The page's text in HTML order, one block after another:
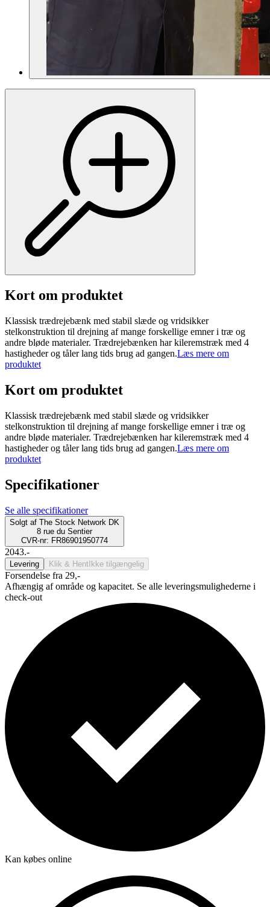
Kort om produktet
Klassisk trædrejebænk med stabil slæde og vridsikker
stelkonstruktion til drejning af mange forskellige emner i træ og
andre bløde materialer. Trædrejebænken har kileremstræk med 4
hastigheder og tåler lang tids brug ad gangen.Læs mere om
produktet
Kort om produktet
Klassisk trædrejebænk med stabil slæde og vridsikker
stelkonstruktion til drejning af mange forskellige emner i træ og
andre bløde materialer. Trædrejebænken har kileremstræk med 4
hastigheder og tåler lang tids brug ad gangen.Læs mere om
produktet
Specifikationer
Se alle specifikationer
Solgt af The Stock Network DK
8 rue du Sentier
CVR-nr: FR86901950774
2043.-
Levering Klik & Hent Ikke tilgængelig
Forsendelse fra 29,-
Afhængig af område og kapacitet. Se alle leveringsmulighederne i
check-out
Kan købes online